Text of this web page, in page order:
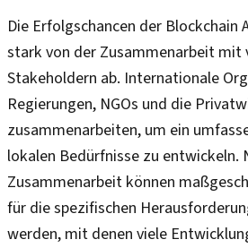
Die Erfolgschancen der Blockchain
stark von der Zusammenarbeit mit
Stakeholdern ab. Internationale
Regierungen, NGOs und die
zusammenarbeiten, um ein
lokalen Bedürfnisse zu entwickeln.
Zusammenarbeit können
für die spezifischen
werden, mit denen viele